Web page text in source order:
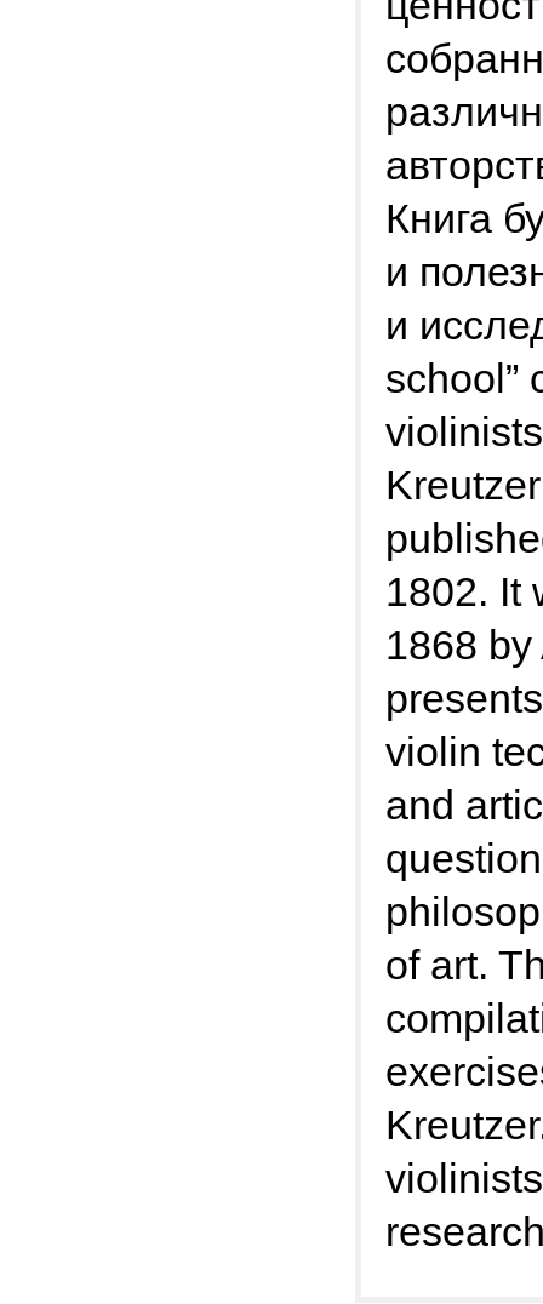
Книга
и
и
school”
1802. It
1868
violin
and
of art.